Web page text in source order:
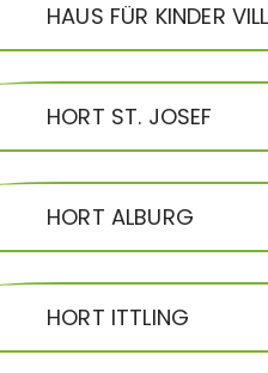
HAUS FÜR KINDER
HORT ST. JOSEF
HORT ALBURG
HORT ITTLING